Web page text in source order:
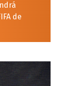
de